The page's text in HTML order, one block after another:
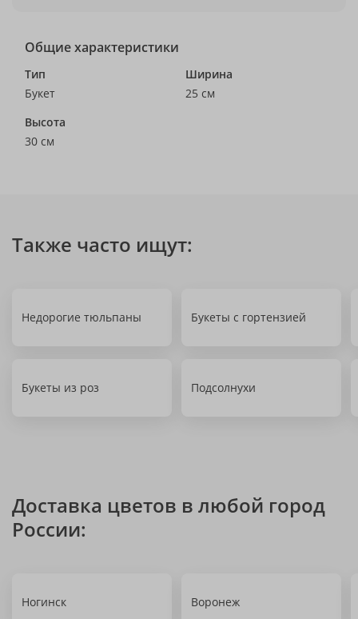
Общие характеристики
Тип
Букет
Ширина
25 см
Высота
30 см
Также часто ищут:
Недорогие тюльпаны Букеты с гортензией
Букеты из роз Подсолнухи
Доставка цветов в любой город
России:
Ногинск Воронеж